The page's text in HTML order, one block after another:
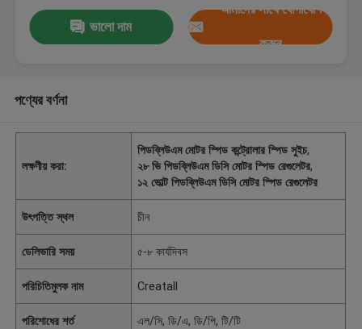
ভালো দাম
আমাদের সাথে যোগাযোগ
করুন
পণ্যের বর্ণনা
লক্ষণীয় করা:
পিডব্লিউএম মোটর স্পিড কন্ট্রোলার স্পিড সুইচ,
২৮ ভি পিডব্লিউএম ডিসি মোটর স্পিড রেগুলেটর,
১২ ভোল্ট পিডব্লিউএম ডিসি মোটর স্পিড রেগুলেটর
উৎপত্তি স্থল চীন
ডেলিভারি সময় ৫-৮ কার্যদিবস
পরিচিতিমুলক নাম Creatall
পরিশোধের শর্ত এল/সি, ডি/এ, ডি/পি, টি/টি